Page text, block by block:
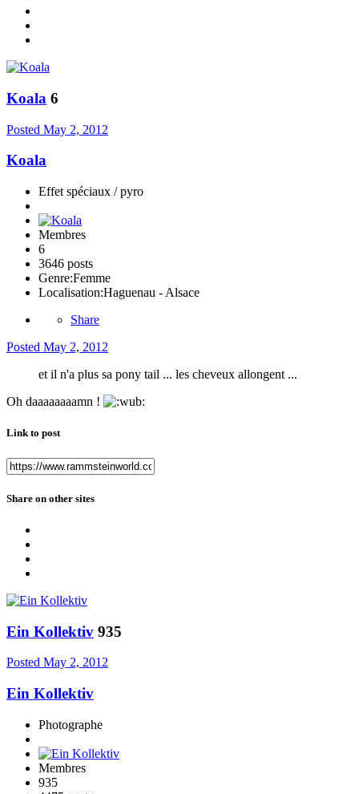
Koala 6
Posted May 2, 2012
Koala
Effet spéciaux / pyro
Membres
6
3646 posts
Genre:Femme
Localisation:Haguenau - Alsace
Share
Posted May 2, 2012
et il n'a plus sa pony tail ... les cheveux allongent ...
Oh daaaaaaaamn !
Link to post
Share on other sites
Ein Kollektiv 935
Posted May 2, 2012
Ein Kollektiv
Photographe
Membres
935